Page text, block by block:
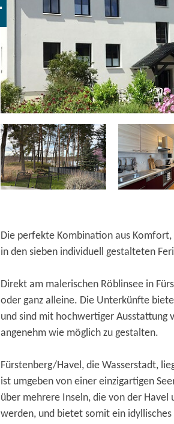
Die perfekte Kombination aus
in den sieben individuell gestalteten
Direkt am malerischen Röblinsee in
oder ganz alleine. Die Unterkünfte
und sind mit hochwertiger Ausstattung
angenehm wie möglich zu gestalten.
Fürstenberg/Havel, die Wasserstadt,
ist umgeben von einer einzigartigen
über mehrere Inseln, die von der
werden, und bietet somit ein